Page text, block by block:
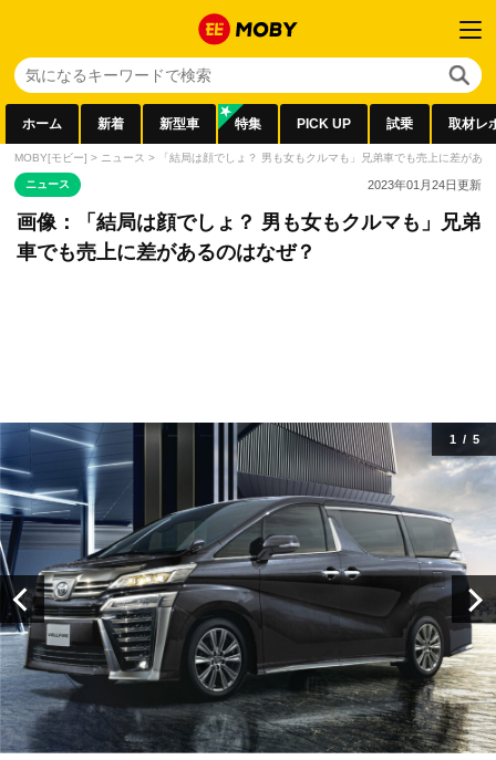
ホーム 新着 新型車 特集 PICK UP 試乗 取材レ
MOBY[モビー] > ニュース > 「結局は顔でしょ？ 男も女もクルマも」兄弟車でも売上に差があ
ニュース 2023年01月24日更新
画像：「結局は顔でしょ？ 男も女もクルマも」兄弟
車でも売上に差があるのはなぜ？
1/ 5